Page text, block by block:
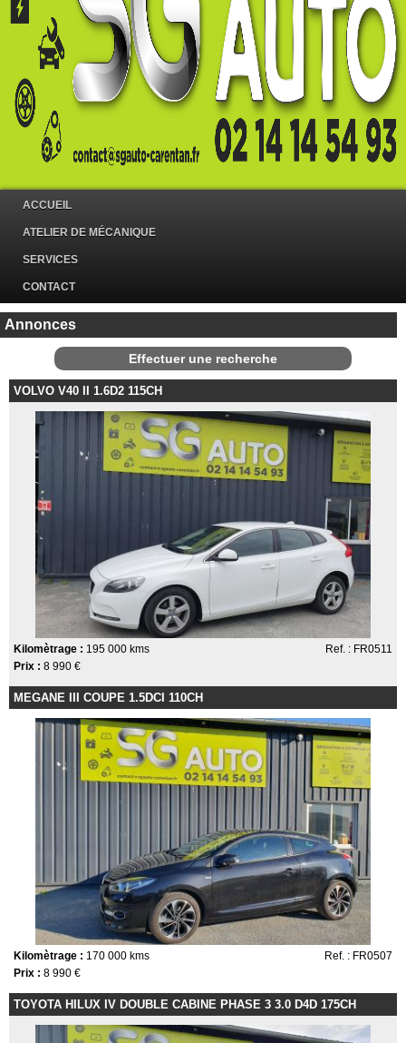
ACCUEIL
ATELIER DE MÉCANIQUE
SERVICES
CONTACT
Annonces
Effectuer une recherche
VOLVO V40 II 1.6D2 115CH
Ref. : FR0511
Kilomètrage : 195 000 kms
Prix : 8 990 €
MEGANE III COUPE 1.5DCI 110CH
Ref. : FR0507
Kilomètrage : 170 000 kms
Prix : 8 990 €
TOYOTA HILUX IV DOUBLE CABINE PHASE 3 3.0 D4D 175CH